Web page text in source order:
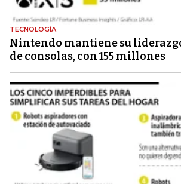
TECNOLOGÍA
Nintendo mantiene su
de consolas, con 155 millones